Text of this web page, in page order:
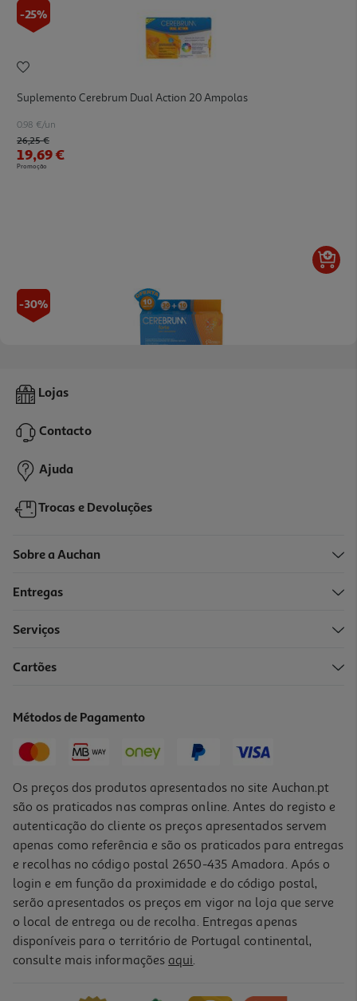
-25%
Suplemento Cerebrum Dual Action 20 Ampolas
0.98 €/un
Price reduced from
26,25 €to
19,69 €
Promoção
-30%
Suplemento Cerebrum Forte 30ampolas Com Oferta 10 Ampolas
Price reduced from
52,00 €to
36,40 €
Suplemento Absorvit Smart Extra Forte 30 Ampolas
Lojas
Contacto
Ajuda
Trocas e Devoluções
Sobre a Auchan
Entregas
Serviços
Cartões
Métodos de Pagamento
Os preços dos produtos apresentados no site Auchan.pt
são os praticados nas compras online. Antes do registo e
autenticação do cliente os preços apresentados servem
apenas como referência e são os praticados para entregas
e recolhas no código postal 2650-435 Amadora. Após o
login e em função da proximidade e do código postal,
serão apresentados os preços em vigor na loja que serve
o local de entrega ou de recolha. Entregas apenas
disponíveis para o território de Portugal continental,
consulte mais informações aqui.